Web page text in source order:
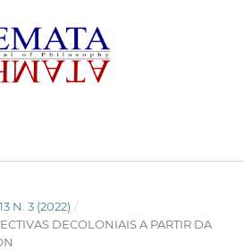
N. 3 (2022) /
DECOLONIAIS A PARTIR DA